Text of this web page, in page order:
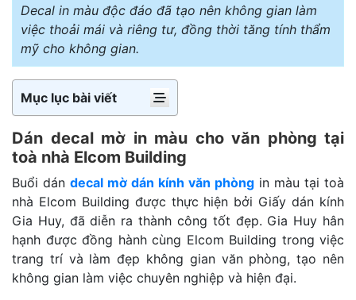
Decal in màu độc đáo đã tạo nên không gian làm
việc thoải mái và riêng tư, đồng thời tăng tính thẩm
mỹ cho không gian.
Mục lục bài viết
Dán decal mờ in màu cho văn phòng tại
toà nhà Elcom Building
Buổi dán decal mờ dán kính văn phòng in màu tại toà
nhà Elcom Building được thực hiện bởi Giấy dán kính
Gia Huy, đã diễn ra thành công tốt đẹp. Gia Huy hân
hạnh được đồng hành cùng Elcom Building trong việc
trang trí và làm đẹp không gian văn phòng, tạo nên
không gian làm việc chuyên nghiệp và hiện đại.